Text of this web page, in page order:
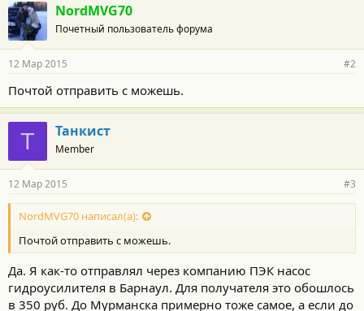
NordMVG70
Почетный пользователь форума
12 Мар 2015 #2
Почтой отправить с можешь.
Т Танкист
Member
12 Мар 2015 #3
NordMVG70 написал(а):
Почтой отправить с можешь.
Да. Я как-то отправлял через компанию ПЭК насос
гидроусилителя в Барнаул. Для получателя это обошлось
в 350 руб. До Мурманска примерно тоже самое, а если до